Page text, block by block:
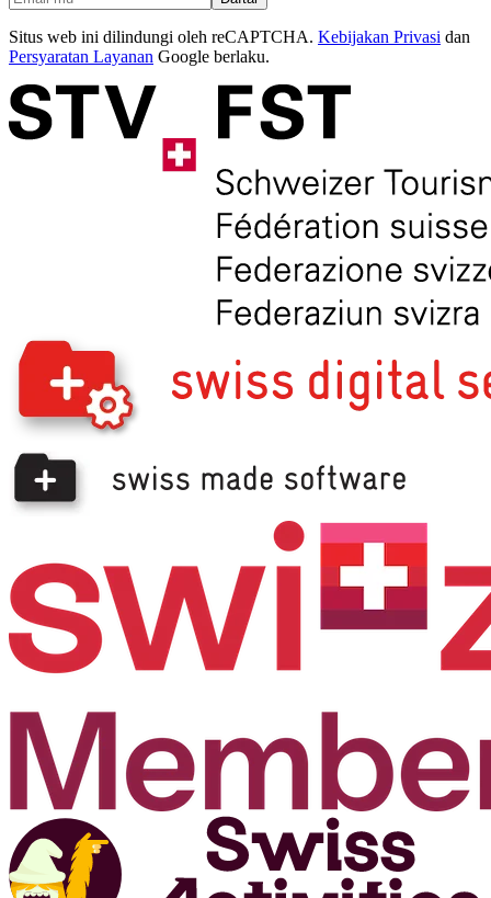
Situs web ini dilindungi oleh reCAPTCHA. Kebijakan Privasi dan
Persyaratan Layanan Google berlaku.